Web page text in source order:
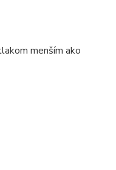
menším ako